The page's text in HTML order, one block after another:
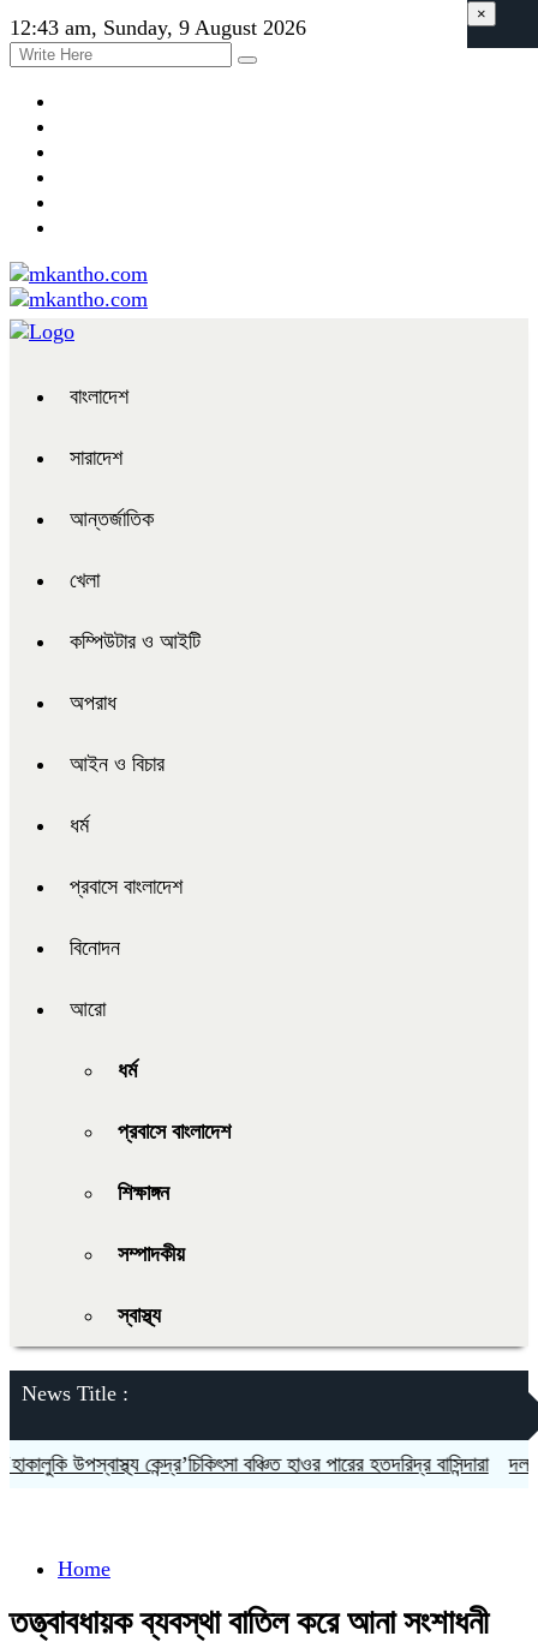
12:43 am, Sunday, 9 August 2026
বাংলাদেশ
সারাদেশ
আন্তর্জাতিক
খেলা
কম্পিউটার ও আইটি
অপরাধ
আইন ও বিচার
ধর্ম
প্রবাসে বাংলাদেশ
বিনোদন
আরো
ধর্ম
প্রবাসে বাংলাদেশ
শিক্ষাঙ্গন
সম্পাদকীয়
স্বাস্থ্য
News Title :
উপস্বাস্থ্য কেন্দ্র’চিকিৎসা বঞ্চিত হাওর পারের হতদরিদ্র বাসিন্দারা দলকে
×
Home
তত্ত্বাবধায়ক ব্যবস্থা বাতিল করে আনা সংশাধনী